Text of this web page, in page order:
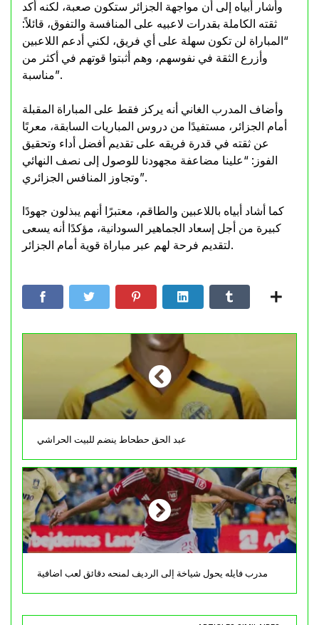
وأشار أبياه إلى أن مواجهة الجزائر ستكون صعبة، لكنه أكد
ثقته الكاملة بقدرات لاعبيه على المنافسة والتفوق، قائلاً:
“المباراة لن تكون سهلة على أي فريق، لكني أدعم اللاعبين
وأزرع الثقة في نفوسهم، وهم أثبتوا قوتهم في أكثر من
مناسبة”.
وأضاف المدرب الغاني أنه يركز فقط على المباراة المقبلة
أمام الجزائر، مستفيدًا من دروس المباريات السابقة، معربًا
عن ثقته في قدرة فريقه على تقديم أفضل أداء وتحقيق
الفوز: “علينا مضاعفة مجهودنا للوصول إلى نصف النهائي
وتجاوز المنافس الجزائري”.
كما أشاد أبياه باللاعبين والطاقم، معتبرًا أنهم يبذلون جهودًا
كبيرة من أجل إسعاد الجماهير السودانية، مؤكدًا أنه يسعى
لتقديم فرحة لهم عبر مباراة قوية أمام الجزائر.
عبد الحق حطحاط ينضم للبيت الحراشي
مدرب فايله يحول شياخة إلى الرديف لمنحه دقائق لعب اضافية